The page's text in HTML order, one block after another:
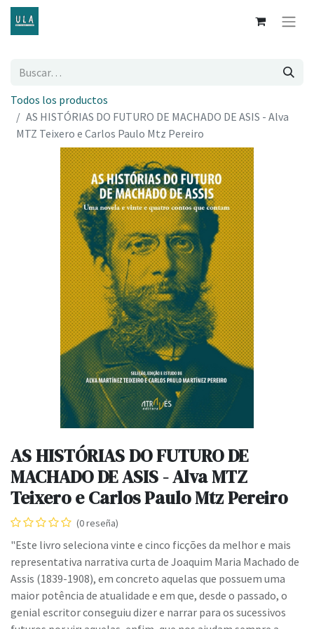
Todos los productos
AS HISTÓRIAS DO FUTURO DE MACHADO DE ASIS - Alva
MTZ Teixero e Carlos Paulo Mtz Pereiro
AS HISTÓRIAS DO FUTURO DE
MACHADO DE ASIS - Alva MTZ
Teixero e Carlos Paulo Mtz Pereiro
(0 reseña)
"Este livro seleciona vinte e cinco ficções da melhor e mais
representativa narrativa curta de Joaquim Maria Machado de
Assis (1839-1908), em concreto aquelas que possuem uma
maior potência de atualidade e em que, desde o passado, o
genial escritor conseguiu dizer e narrar para os sucessivos